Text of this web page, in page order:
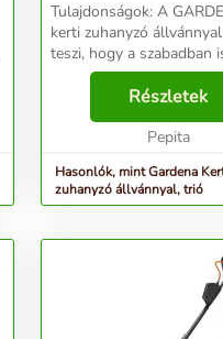
Tulajdonságok: A GARDENA trio
kerti zuhanyzó
teszi, hogy a szabadban
kényelmesen
fürdőszobában. A zuhany
háromlábú állvánnyal
könnyedén felá...
Részletek
Pepita
Hasonlók, mint Gardena
zuhanyzó állvánnyal, trió